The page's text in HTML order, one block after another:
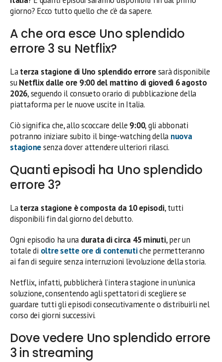
giorno? Ecco tutto quello che c’è da sapere.
A che ora esce Uno splendido
errore 3 su Netflix?
Laterza stagione di Uno splendido erroresarà disponibile
suNetflix dalle ore 9:00 del mattino di giovedì 6 agosto
2026, seguendo il consueto orario di pubblicazione della
piattaforma per le nuove uscite in Italia.
Ciò significa che, allo scoccare delle 9:00, gli abbonati
potranno iniziare subito il binge-watching della nuova
stagionesenza dover attendere ulteriori rilasci.
Quanti episodi ha Uno splendido
errore 3?
Laterza stagione è composta da 10 episodi, tutti
disponibili fin dal giorno del debutto.
Ogni episodio ha una durata di circa 45 minuti, per un
totale di oltre sette ore di contenutiche permetteranno
ai fan di seguire senza interruzioni l’evoluzione della storia.
Netflix, infatti, pubblicherà l’intera stagione in un’unica
soluzione, consentendo agli spettatori di scegliere se
guardare tutti gli episodi consecutivamente o distribuirli nel
corso dei giorni successivi.
Dove vedere Uno splendido errore
3 in streaming